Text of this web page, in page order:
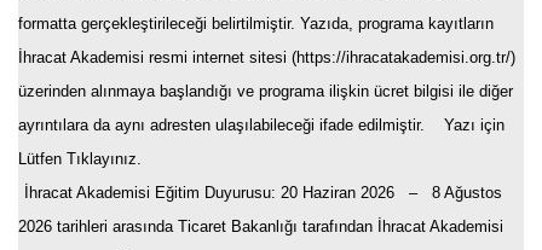
formatta gerçekleştirileceği belirtilmiştir. Yazıda, programa kayıtların
İhracat Akademisi resmi internet sitesi (https://ihracatakademisi.org.tr/)
üzerinden alınmaya başlandığı ve programa ilişkin ücret bilgisi ile diğer
ayrıntılara da aynı adresten ulaşılabileceği ifade edilmiştir. Yazı için
Lütfen Tıklayınız.
İhracat Akademisi Eğitim Duyurusu: 20 Haziran 2026 – 8 Ağustos
2026 tarihleri arasında Ticaret Bakanlığı tarafından İhracat Akademisi